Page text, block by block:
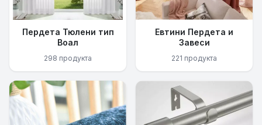
Пердета Тюлени тип
Воал
298 продукта
Евтини Пердета и
Завеси
221 продукта